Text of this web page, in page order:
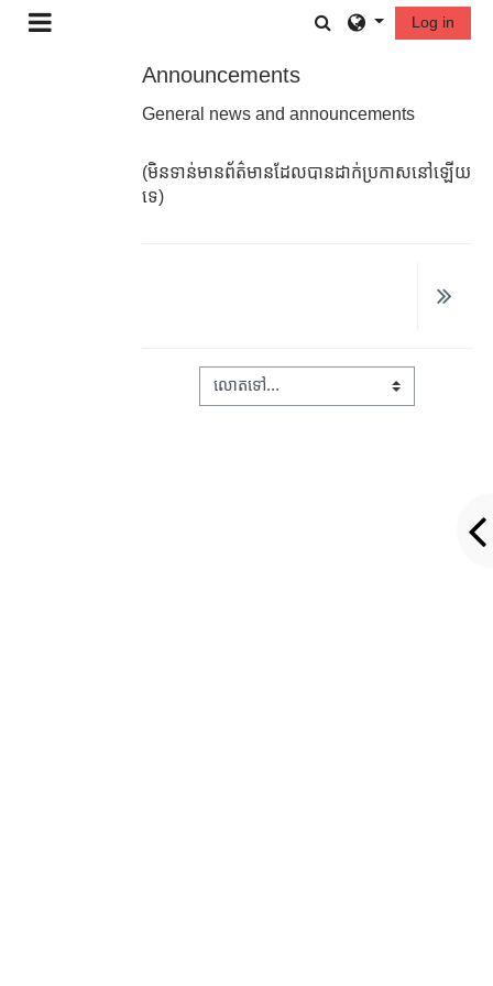
រំលងទៅកាន់មាតិកាមេ Toggle search
Log in
Announcements
General news and announcements
(មិនទាន់មានព័ត៌មានដែលបានដាក់ប្រកាសនៅឡើយ
ទេ)
លោតទៅ...